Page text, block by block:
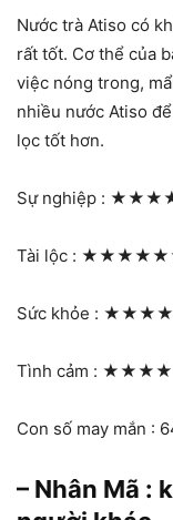
Nước trà Atiso có
rất tốt. Cơ thể của
việc nóng trong,
nhiều nước Atiso
lọc tốt hơn.
Sự nghiệp :
Tài lộc :
Sức khỏe :
Tình cảm : ★★★★
Con số may mắn :
– Nhân Mã :